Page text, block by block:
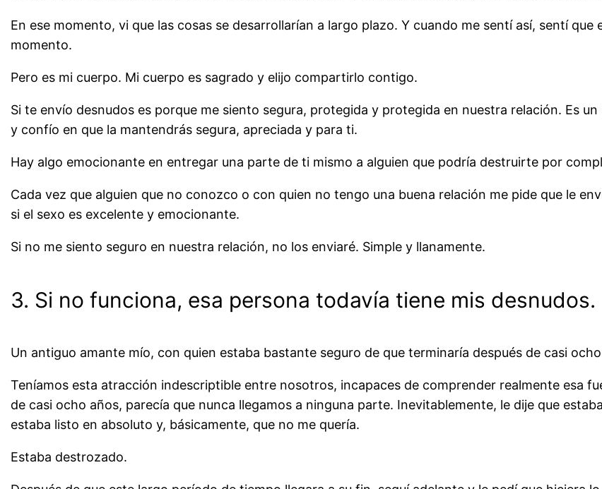
En ese momento, vi que las cosas se desarrollarían a largo plazo. Y cuando me sentí así, sentí
momento.
Pero es mi cuerpo. Mi cuerpo es sagrado y elijo compartirlo contigo.
Si te envío desnudos es porque me siento segura, protegida y protegida en nuestra relación. Es
y confío en que la mantendrás segura, apreciada y para ti.
Hay algo emocionante en entregar una parte de ti mismo a alguien que podría destruirte por
Cada vez que alguien que no conozco o con quien no tengo una buena relación me pide que le
si el sexo es excelente y emocionante.
Si no me siento seguro en nuestra relación, no los enviaré. Simple y llanamente.
3. Si no funciona, esa persona todavía tiene mis desnudos.
Un antiguo amante mío, con quien estaba bastante seguro de que terminaría después de casi
Teníamos esta atracción indescriptible entre nosotros, incapaces de comprender realmente esa
de casi ocho años, parecía que nunca llegamos a ninguna parte. Inevitablemente, le dije que
estaba listo en absoluto y, básicamente, que no me quería.
Estaba destrozado.